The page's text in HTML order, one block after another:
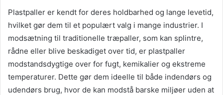
Plastpaller er kendt for deres holdbarhed og lange levetid,
hvilket gør dem til et populært valg i mange industrier. I
modsætning til traditionelle træpaller, som kan splintre,
rådne eller blive beskadiget over tid, er plastpaller
modstandsdygtige over for fugt, kemikalier og ekstreme
temperaturer. Dette gør dem ideelle til både indendørs og
udendørs brug, hvor de kan modstå barske miljøer uden at